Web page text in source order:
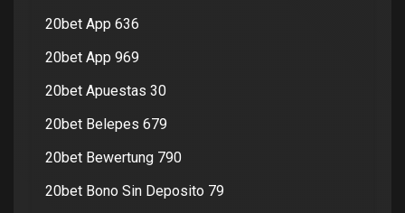
20bet App 636
20bet App 969
20bet Apuestas 30
20bet Belepes 679
20bet Bewertung 790
20bet Bono Sin Deposito 79